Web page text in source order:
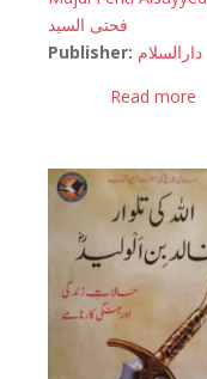
فحتی السید
Publisher: دارالسلام
Read more